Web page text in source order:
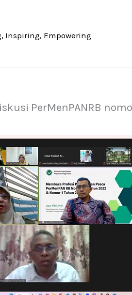
Inspiring, Empowering
PerMenPANRB